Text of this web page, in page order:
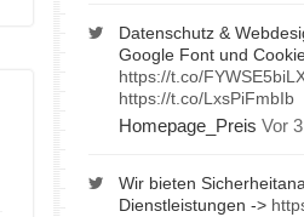
Datenschutz &
Google Font und
https://t.co/
https://t.co/LxsPiFmbIb
Homepage_Preis Vor
Wir bieten
Dienstleistungen ->